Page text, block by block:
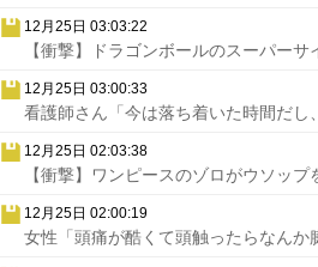
12月25日 03:03:22
【衝撃】ドラゴンボールのスーパーサ
12月25日 03:00:33
看護師さん「今は落ち着いた時間だし
12月25日 02:03:38
【衝撃】ワンピースのゾロがウソップ
12月25日 02:00:19
女性「頭痛が酷くて頭触ったらなんか